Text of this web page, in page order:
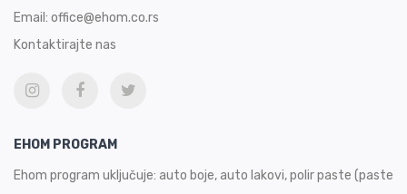
Email: office@ehom.co.rs
Kontaktirajte nas
EHOM PROGRAM
Ehom program uključuje: auto boje, auto lakovi, polir paste (paste